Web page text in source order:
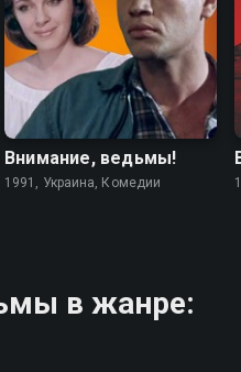
5.6
Внимание, ведьмы!
1991, Украина, Комедии
в жанре: